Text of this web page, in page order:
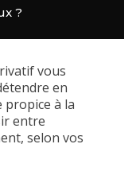
?
vous
en
à la
entre
selon vos